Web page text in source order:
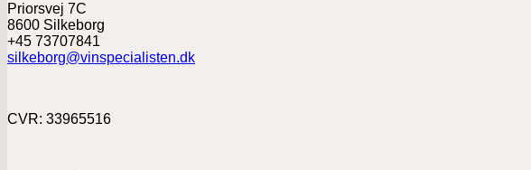
Priorsvej 7C
8600 Silkeborg
+45 73707841
silkeborg@vinspecialisten.dk
CVR: 33965516